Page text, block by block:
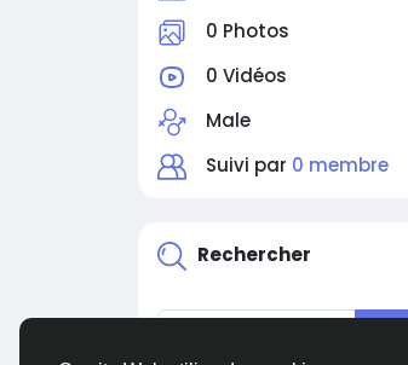
0 Photos
0 Vidéos
Male
Suivi par 0 membre
Rechercher